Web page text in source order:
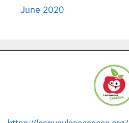
June 2020